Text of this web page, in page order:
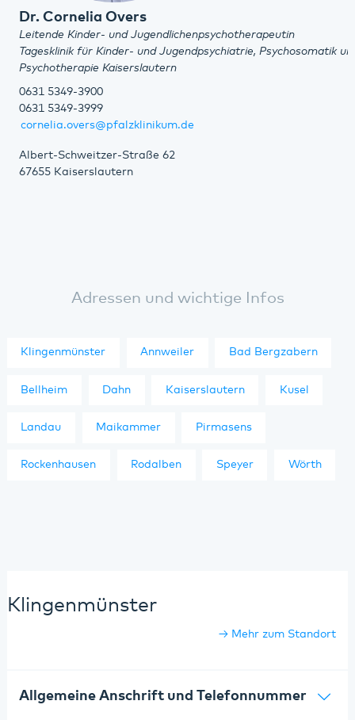
Dr. Cornelia Overs
Leitende Kinder- und Jugendlichenpsychotherapeutin
Tagesklinik für Kinder- und Jugendpsychiatrie, Psychosomatik
Psychotherapie Kaiserslautern
0631 5349-3900
0631 5349-3999
cornelia.overs@pfalzklinikum.de
Albert-Schweitzer-Straße 62
67655 Kaiserslautern
Adressen und wichtige Infos
Klingenmünster Annweiler Bad Bergzabern
Bellheim Dahn Kaiserslautern Kusel
Landau Maikammer Pirmasens
Rockenhausen Rodalben Speyer Wörth
Klingenmünster
Mehr zum Standort
Allgemeine Anschrift und Telefonnummer